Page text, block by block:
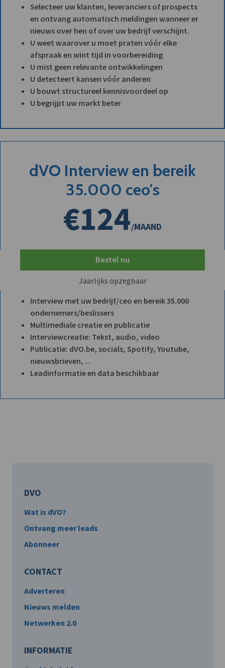
Selecteer uw klanten, leveranciers of prospects
en ontvang automatisch meldingen wanneer er
nieuws over hen of over uw bedrijf verschijnt.
U weet waarover u moet praten vóór elke
afspraak en wint tijd in voorbereiding
U mist geen relevante ontwikkelingen
U detecteert kansen vóór anderen
U bouwt structureel kennisvoordeel op
U begrijpt uw markt beter
dVO Interview en bereik
35.000 ceo's
€124/MAAND
Bestel nu
Jaarlijks opzegbaar
Interview met uw bedrijf/ceo en bereik 35.000
ondernemers/beslissers
Multimediale creatie en publicatie
Interviewcreatie: Tekst, audio, video
Publicatie: dVO.be, socials, Spotify, Youtube,
nieuwsbrieven, ...
Leadinformatie en data beschikbaar
DVO
Wat is dVO?
Ontvang meer leads
Abonneer
CONTACT
Adverteren
Nieuws melden
Netwerken 2.0
INFORMATIE